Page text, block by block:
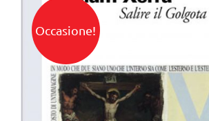
€17,00.
€15,00.
Occasione!